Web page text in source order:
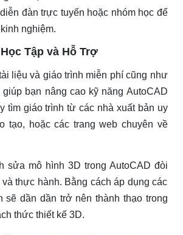
đàn trực tuyến hoặc nhóm học để
nghiệm.
Tập và Hỗ Trợ
liệu và giáo trình miễn phí cũng như
bạn nâng cao kỹ năng AutoCAD
tìm giáo trình từ các nhà xuất bản uy
tạo, hoặc các trang web chuyên về
sửa mô hình 3D trong AutoCAD đòi
thực hành. Bằng cách áp dụng các
sẽ dần dần trở nên thành thạo trong
thức thiết kế 3D.